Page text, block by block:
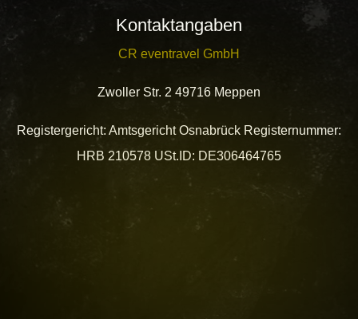
Kontaktangaben
CR eventravel GmbH
Zwoller Str. 2 49716 Meppen
Registergericht: Amtsgericht Osnabrück Registernummer:
HRB 210578 USt.ID: DE306464765